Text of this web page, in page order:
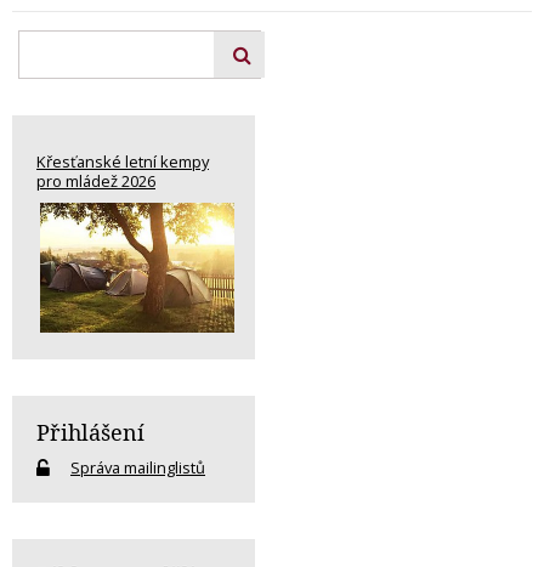
Křesťanské letní kempy
pro mládež 2026
Přihlášení
Správa mailinglistů